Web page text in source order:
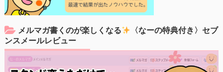
メルマガ書くのが楽しくなる
〈なーの特典付き〉セブ
ンスメールレビュー